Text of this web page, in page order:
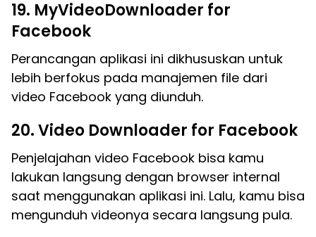
19. MyVideoDownloader for
Facebook
Perancangan aplikasi ini dikhususkan untuk
lebih berfokus pada manajemen file dari
video Facebook yang diunduh.
20. Video Downloader for Facebook
Penjelajahan video Facebook bisa kamu
lakukan langsung dengan browser internal
saat menggunakan aplikasi ini. Lalu, kamu bisa
mengunduh videonya secara langsung pula.